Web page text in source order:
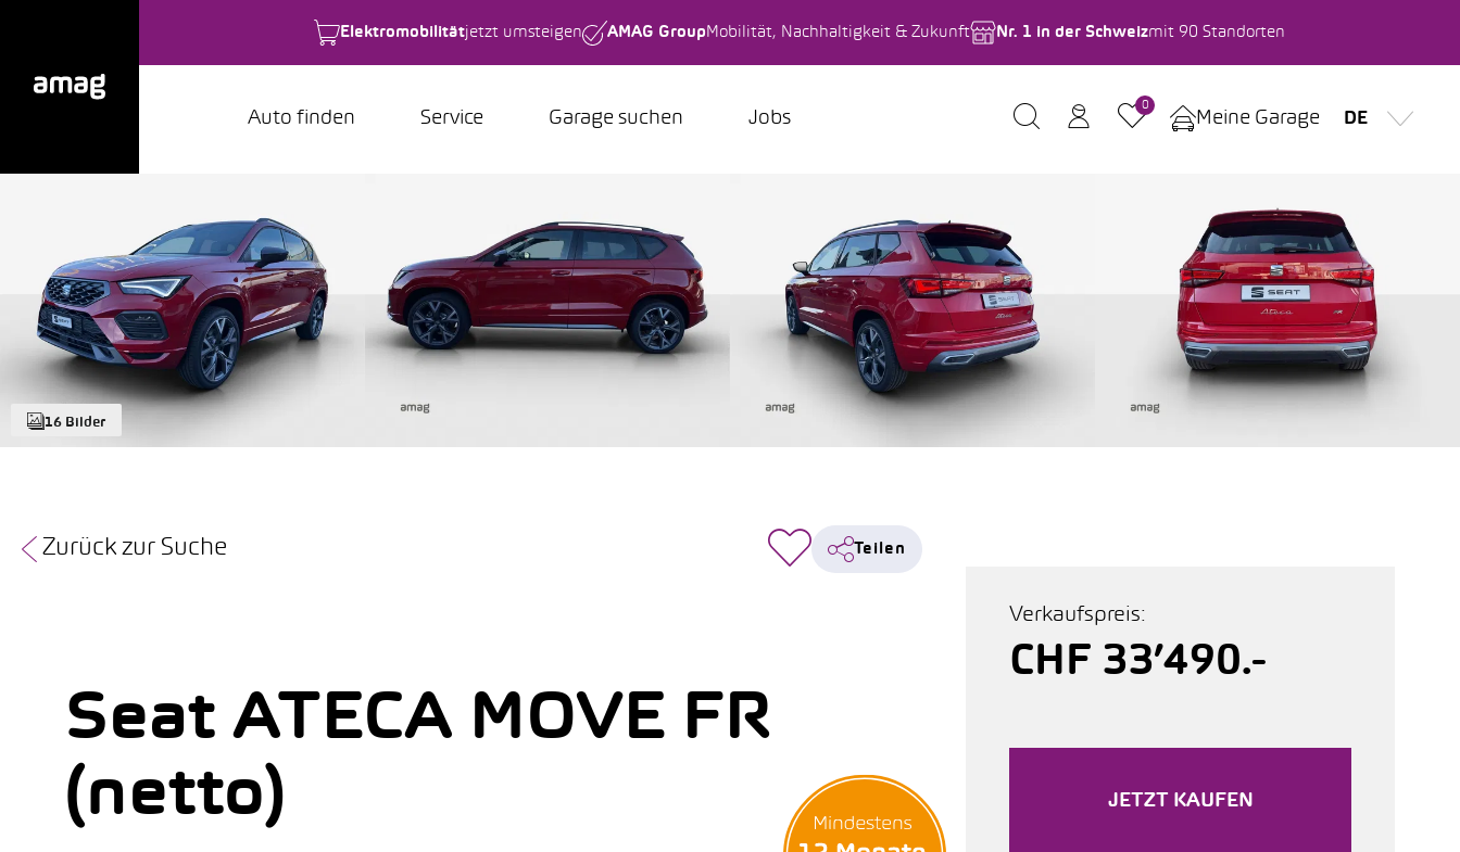
Elektromobilitätjetzt umsteigen AMAG Group Mobilität, Nachhaltigkeit & Zukunft Nr. 1 in der Schweizmit 90 Standorten
Auto finden Service Garage suchen Jobs
0
Meine Garage DE
16 Bilder
Zurück zur Suche Teilen
Seat ATECA MOVE FR
(netto)
Verkaufspreis:
CHF 33’490.-
JETZT KAUFEN